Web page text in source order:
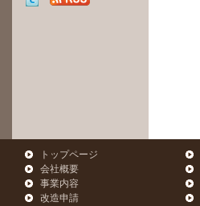
トップページ
会社概要
事業内容
改造申請